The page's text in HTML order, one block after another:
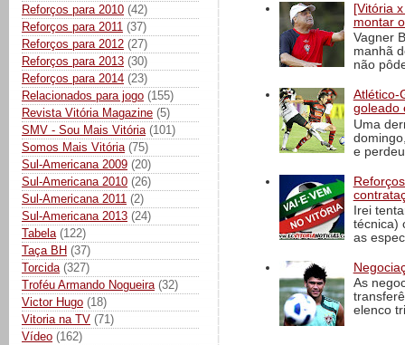
Reforços para 2010 (42)
Reforços para 2011 (37)
Reforços para 2012 (27)
Reforços para 2013 (30)
Reforços para 2014 (23)
Relacionados para jogo (155)
Revista Vitória Magazine (5)
SMV - Sou Mais Vitória (101)
Somos Mais Vitória (75)
Sul-Americana 2009 (20)
Sul-Americana 2010 (26)
Sul-Americana 2011 (2)
Sul-Americana 2013 (24)
Tabela (122)
Taça BH (37)
Torcida (327)
Troféu Armando Nogueira (32)
Victor Hugo (18)
Vitoria na TV (71)
Vídeo (162)
[Vitória
montar
Vagner
manhã
não
Atlético-
goleado
Uma
e
Irei
técnica)
as
As
elenco